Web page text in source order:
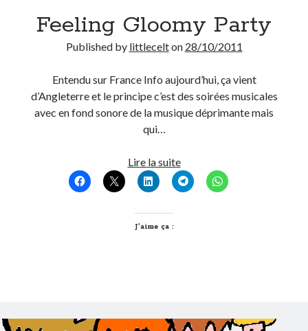
Feeling Gloomy Party
Published by littlecelton 28/10/2011
Entendu sur France Info aujourd’hui, ça vient
d’Angleterre et le principe c’est des soirées musicales
avec en fond sonore de la musique déprimante mais
qui…
Lire la suiteFeeling
Gloomy
Party
J’aime ça :